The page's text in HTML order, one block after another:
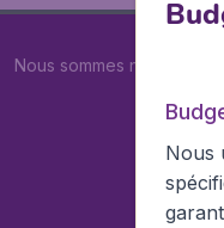
Nous sommes notés
Nous